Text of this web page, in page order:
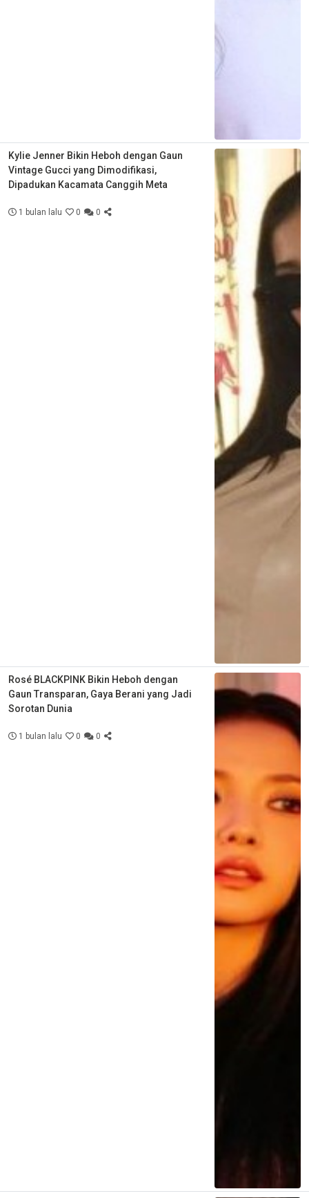
Kylie Jenner Bikin Heboh dengan Gaun
Vintage Gucci yang Dimodifikasi,
Dipadukan Kacamata Canggih Meta
1 bulan lalu 0 0
Rosé BLACKPINK Bikin Heboh dengan
Gaun Transparan, Gaya Berani yang Jadi
Sorotan Dunia
1 bulan lalu 0 0